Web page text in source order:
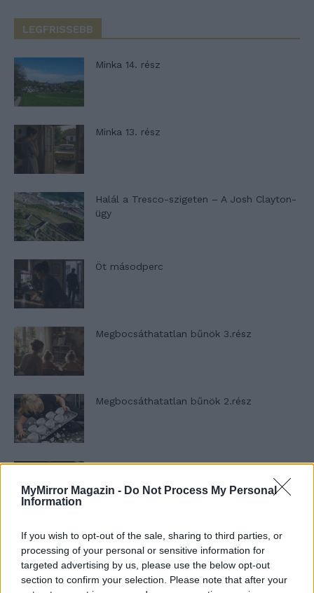
MyMirror Magazin - Do Not Process My Personal
Information
If you wish to opt-out of the sale, sharing to third parties, or
processing of your personal or sensitive information for
targeted advertising by us, please use the below opt-out
section to confirm your selection. Please note that after your
LEGFRISSEBB
Minka 14. rész
Minka 13. rész
Halál a Tresco-szigeten – A Josh Clayton-
ügy
Öt másodperc
Megbocsáthatatlan bűnök 3.rész
Megbocsáthatatlan bűnök 2.rész
Megbocsáthatatlan bűnök 1.rész
Szent Genovéva, a túlélő Franciaország
jelképe